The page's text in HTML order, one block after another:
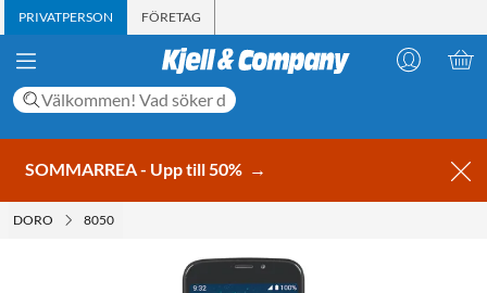
PRIVATPERSON FÖRETAG
SOMMARREA - Upp till 50% →
DORO 8050